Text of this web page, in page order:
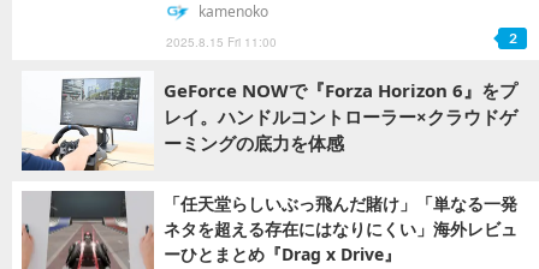
2025.8.15 Fri 11:00
kamenoko
2
GeForce NOWで『Forza Horizon 6』をプ
レイ。ハンドルコントローラー×クラウドゲ
ーミングの底力を体感
「任天堂らしいぶっ飛んだ賭け」「単なる一発
ネタを超える存在にはなりにくい」海外レビュ
ーひとまとめ『Drag x Drive』